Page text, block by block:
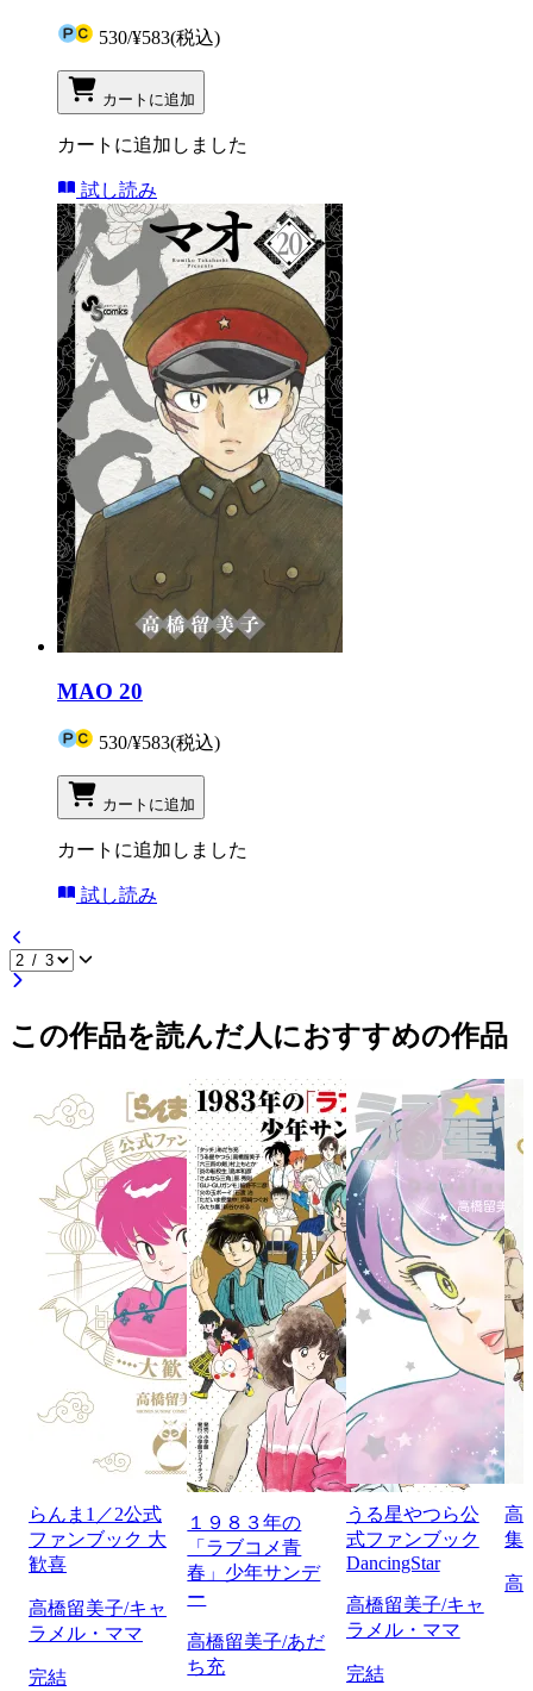
530/¥583(税込)
カートに追加
カートに追加しました
試し読み
MAO 20
530/¥583(税込)
カートに追加
カートに追加しました
試し読み
この作品を読んだ人におすすめの作品
らんま1／2公式
ファンブック 大
歓喜
高橋留美子/キャ
ラメル・ママ
完結
１９８３年の
「ラブコメ青
春」少年サンデ
ー
高橋留美子/あだ
ち充
うる星やつら公
式ファンブック
DancingStar
高橋留美子/キャ
ラメル・ママ
完結
高
集
高